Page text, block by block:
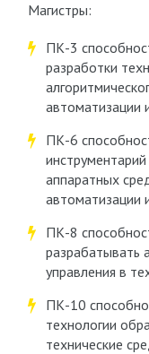
Магистры:
ПК-3
разработки
автоматизации
ПК-6
аппаратных
автоматизации
ПК-8
разрабатывать
управления в
ПК-10
технологии
технические